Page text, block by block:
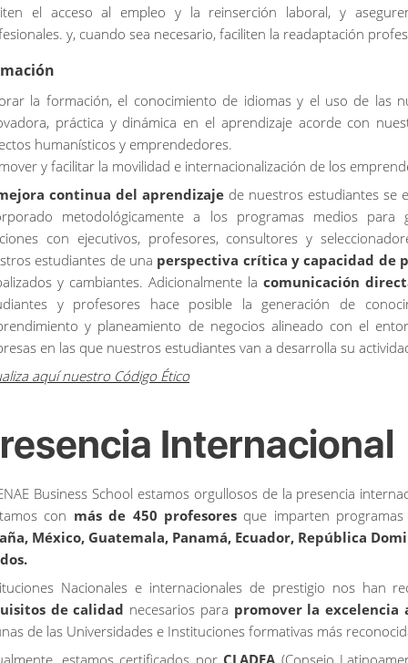
el acceso al empleo y la reinserción laboral, y
y, cuando sea necesario, faciliten la readaptación
la formación, el conocimiento de idiomas y el uso de las
práctica y dinámica en el aprendizaje acorde con
humanísticos y emprendedores.
y facilitar la movilidad e internacionalización de los
continua del aprendizaje de nuestros estudiantes se
metodológicamente a los programas medios para
con ejecutivos, profesores, consultores y
estudiantes de una perspectiva crítica ycapacidad de
y cambiantes. Adicionalmentela comunicación
y profesores hace posible la generación de
y planeamiento de negocios alineado con el
en las que nuestros estudiantes van a desarrolla su
aquí nuestro Código Ético
Internacional
Business School estamos orgullosos de la presencia
con más de 450 profesores que imparten
México, Guatemala, Panamá, Ecuador, República
Nacionales e internacionales de prestigio nos han
de calidad necesarios para promover la excelencia
de las Universidades e Instituciones formativas más
estamos certificados por CLADEA (Consejo